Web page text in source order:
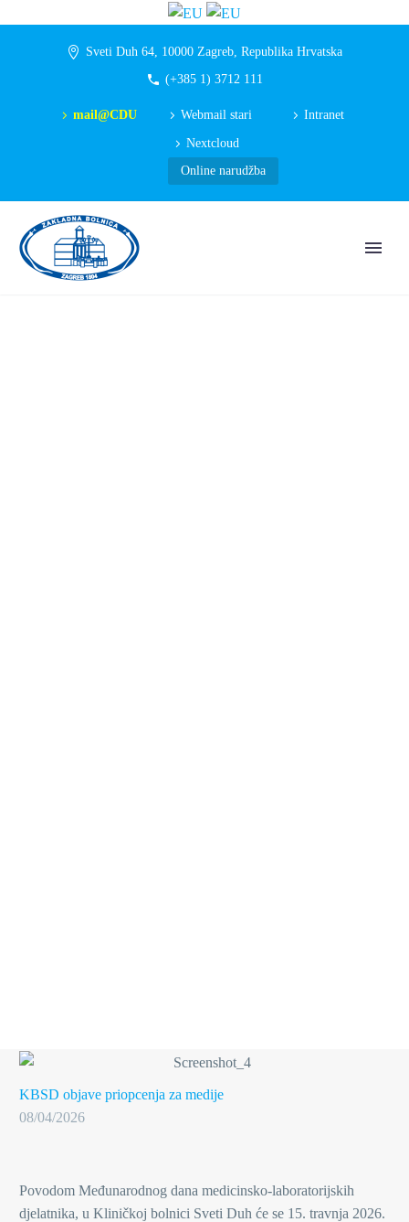
Sveti Duh 64, 10000 Zagreb, Republika Hrvatska
(+385 1) 3712 111
mail@CDU Webmail stari Intranet
Nextcloud
Online narudžba
KBSD objave priopcenja za medije
08/04/2026
Povodom Međunarodnog dana medicinsko-laboratorijskih
djelatnika, u Kliničkoj bolnici Sveti Duh će se 15. travnja 2026.